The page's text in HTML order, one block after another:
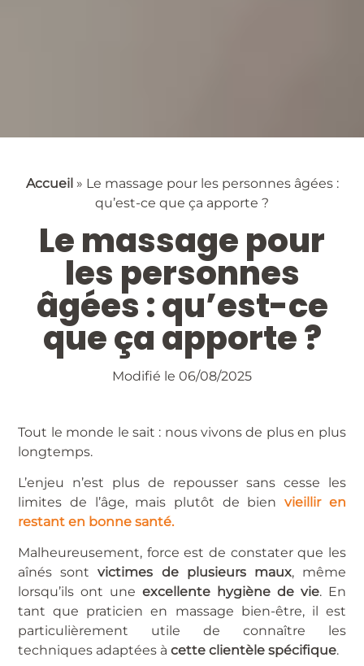
Accueil» Le massage pour les personnes âgées :
qu’est-ce que ça apporte ?
Le massage pour
les personnes
âgées : qu’est-ce
que ça apporte ?
Modifié le 06/08/2025
Tout le monde le sait : nous vivons de plus en plus
longtemps.
L’enjeu n’est plus de repousser sans cesse les
limites de l’âge, mais plutôt de bien vieillir en
restant en bonne santé.
Malheureusement, force est de constater que les
aînés sontvictimes de plusieurs maux, même
lorsqu’ils ont uneexcellente hygiène de vie. En
tant que praticien en massage bien-être, il est
particulièrement utile de connaître les
techniques adaptées àcette clientèle spécifique.